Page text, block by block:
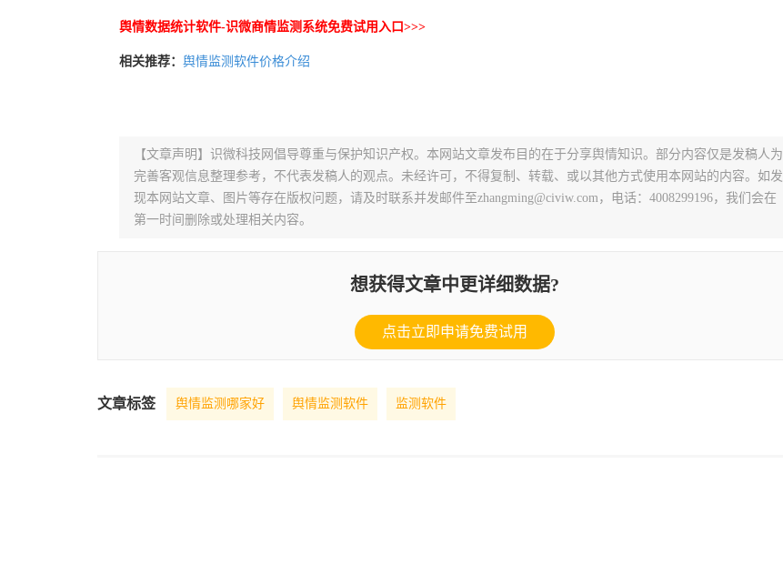
舆情数据统计软件-识微商情监测系统免费试用入口>>>
相关推荐： 舆情监测软件价格介绍
【文章声明】识微科技网倡导尊重与保护知识产权。本网站文章发布目的在于分享舆情知识。部分内容仅是发稿人为
完善客观信息整理参考，不代表发稿人的观点。未经许可，不得复制、转载、或以其他方式使用本网站的内容。如发
现本网站文章、图片等存在版权问题，请及时联系并发邮件至zhangming@civiw.com，电话：4008299196，我们会在
第一时间删除或处理相关内容。
想获得文章中更详细数据?
点击立即申请免费试用
文章标签 舆情监测哪家好 舆情监测软件 监测软件